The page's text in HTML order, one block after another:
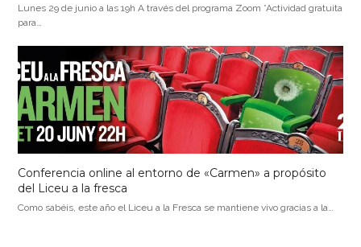
Lunes 29 de junio a las 19h A través del programa Zoom *Actividad gratuita
para…
Conferencia online al entorno de «Carmen» a propósito
del Liceu a la fresca
Como sabéis, este año el Liceu a la Fresca se mantiene vivo gracias a la…